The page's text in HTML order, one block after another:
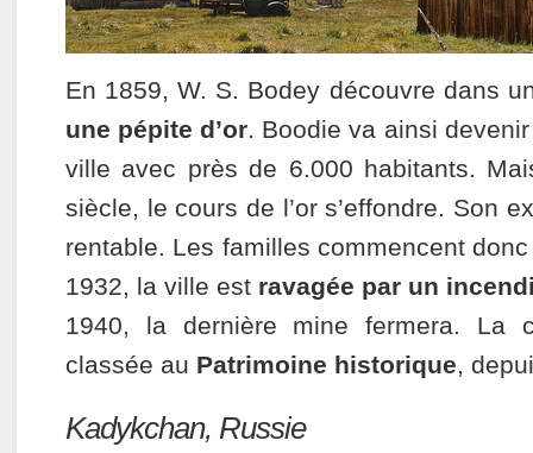
En 1859, W. S. Bodey découvre dans
une pépite d’or. Boodie va ainsi
ville avec près de 6.000 habitants.
siècle, le cours de l’or s’effondre. Son
rentable. Les familles commencent
1932, la ville est ravagée par un
1940, la dernière mine fermera. La
classée au Patrimoine historique,
Kadykchan, Russie